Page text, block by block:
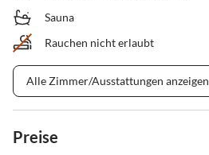
Sauna
Rauchen nicht erlaubt
Alle Zimmer/Ausstattungen anzeigen
Preise